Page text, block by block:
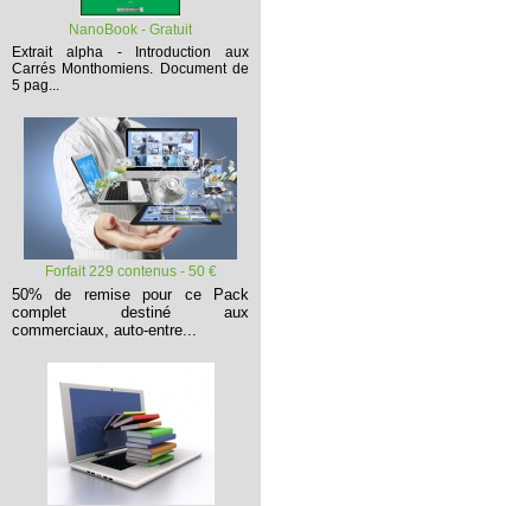
NanoBook - Gratuit
Extrait alpha - Introduction aux
Carrés Monthomiens. Document de
5 pag...
Forfait 229 contenus - 50 €
50% de remise pour ce Pack
complet destiné aux
commerciaux, auto-entre...